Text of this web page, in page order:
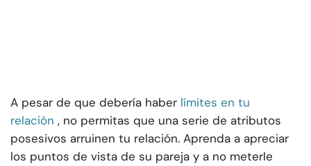
A pesar de que debería haber límites en tu
relación , no permitas que una serie de atributos
posesivos arruinen tu relación. Aprenda a apreciar
los puntos de vista de su pareja y a no meterle